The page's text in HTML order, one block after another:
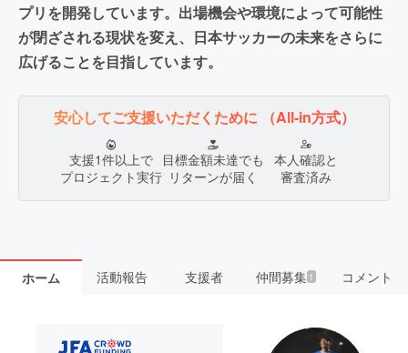
プリを開発しています。出場機会や環境によって可能性
が閉ざされる現状を変え、日本サッカーの未来をさらに
広げることを目指しています。
安心してご支援いただくために （All-in方式）
支援1件以上で
プロジェクト実行
目標金額未達でも
リターンが届く
本人確認と
審査済み
ホーム 活動報告 支援者 仲間募集 1 コメント